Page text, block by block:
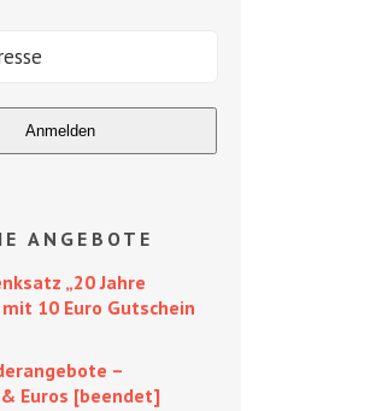
ANGEBOTE
„20 Jahre
10 Euro Gutschein
–
Euros [beendet]